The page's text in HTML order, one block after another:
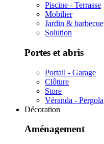
Piscine - Terrasse
Mobilier
Jardin & barbecue
Solution
Portes et abris
Portail - Garage
Clôture
Store
Véranda - Pergola
Décoration
Aménagement